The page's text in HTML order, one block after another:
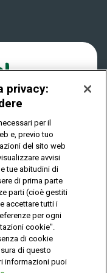
PUÒ CAUSARE
02433760135
Mappa
del
sito
privacy:
per il
e, previo tuo
del sito web
avvisi
tue abitudini di
di prima parte
parti (cioè gestiti
accettare tutti i
per ogni
cookie".
di cookie
di questo
informazioni puoi